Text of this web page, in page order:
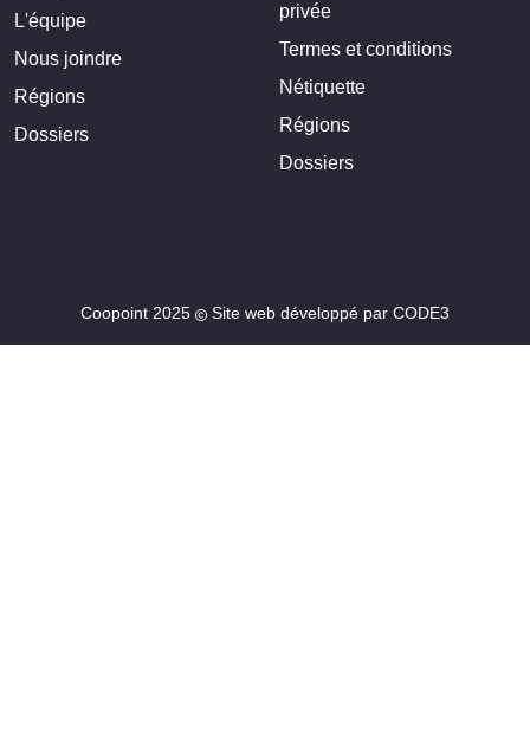
L'équipe
Nous joindre
Régions
Dossiers
privée
Termes et conditions
Nétiquette
Régions
Dossiers
Coopoint 2025 Site web développé par CODE3